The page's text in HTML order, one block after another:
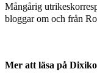
Mångårig
bloggar om och från
Mer att läsa på